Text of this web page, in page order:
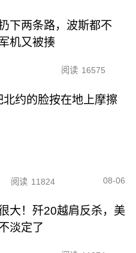
下两条路，波斯都不
机又被揍
阅读 16575
约的脸按在地上摩擦
阅读 11824 08-06
大！歼20越肩反杀，美
淡定了